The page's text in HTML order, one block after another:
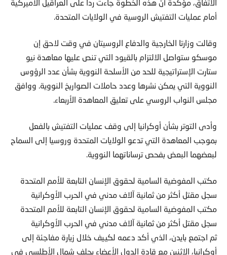
الاتفاق، مؤكدة أنّ هذه الخطوة جاءت ردا على العراقيل الأميركية
أمام عمليات التفتيش الروسية في الولايات المتحدة.
وقالت وزارتا الخارجية والدفاع الروسيتان في وقت لاحق إن
موسكو ستواصل الالتزام بالقيود التي تنص عليها معاهدة نيو
ستارت الإستراتيجية للحد من الأسلحة النووية بشأن عدد الرؤوس
النووية التي يمكن نشرها وعدد حاملات الصواريخ النووية. ووافق
مجلس النواب الروسي على تعليق المعاهدة الأربعاء.
وأدى التوتر بشأن أوكرانيا إلى وقف عمليات التفتيش بالفعل
بموجب المعاهدة التي تدعو الولايات المتحدة وروسيا إلى السماح
لبعضهما البعض بفحص ترساناتهما النووية.
مكتب المفوضية السامية لحقوق الإنسان التابعة للأمم المتحدة
سجل مقتل أكثر من ثمانية آلاف مدني في الحرب الأوكرانية
مكتب المفوضية السامية لحقوق الإنسان التابعة للأمم المتحدة
سجل مقتل أكثر من ثمانية آلاف مدني في الحرب الأوكرانية
ثم اجتمع بايدن، الذي أكد دعمه لكييف خلال زيارة مفاجئة إلى
أوكرانيا، الاثنين مع قادة الدول الأعضاء بحلف شمال الأطلسي في